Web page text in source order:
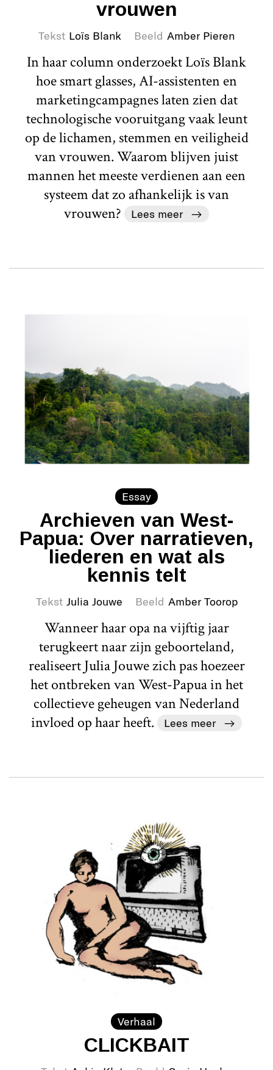
vrouwen
Tekst Loïs Blank Beeld Amber Pieren
In haar column onderzoekt Loïs Blank
hoe smart glasses, AI-assistenten en
marketingcampagnes laten zien dat
technologische vooruitgang vaak leunt
op de lichamen, stemmen en veiligheid
van vrouwen. Waarom blijven juist
mannen het meeste verdienen aan een
systeem dat zo afhankelijk is van
vrouwen?
Lees meer
Essay
Archieven van West-
Papua: Over narratieven,
liederen en wat als
kennis telt
Tekst Julia Jouwe Beeld Amber Toorop
Wanneer haar opa na vijftig jaar
terugkeert naar zijn geboorteland,
realiseert Julia Jouwe zich pas hoezeer
het ontbreken van West-Papua in het
collectieve geheugen van Nederland
invloed op haar heeft.
Lees meer
Verhaal
CLICKBAIT